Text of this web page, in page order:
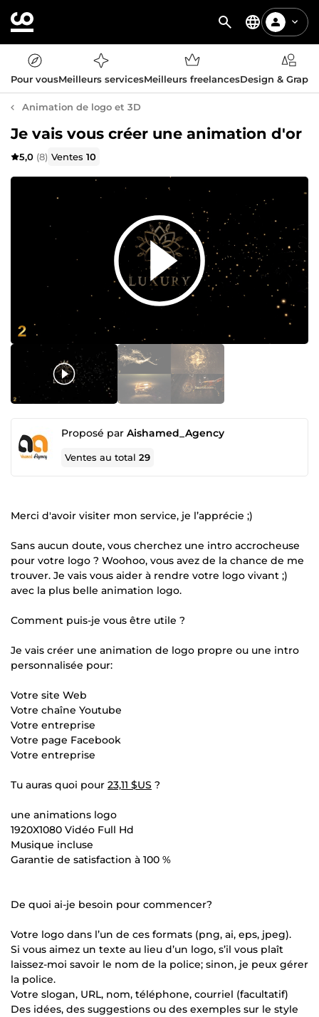
Pour vousMeilleurs servicesMeilleurs freelancesDesign &
Animation de logo et 3D
Je vais vous créer une animation d'or
5,0 (8) Ventes10
Proposé par Aishamed_Agency
Ventes au total29
Merci d'avoir visiter mon service, je l’apprécie ;)
Sans aucun doute, vous cherchez une intro accrocheuse
pour votre logo ? Woohoo, vous avez de la chance de me
trouver. Je vais vous aider à rendre votre logo vivant ;)
avec la plus belle animation logo.
Comment puis-je vous être utile ?
Je vais créer une animation de logo propre ou une intro
personnalisée pour:
Votre site Web
Votre chaîne Youtube
Votre entreprise
Votre page Facebook
Votre entreprise
Tu auras quoi pour 23,11 $US ?
une animations logo
1920X1080 Vidéo Full Hd
Musique incluse
Garantie de satisfaction à 100 %
De quoi ai-je besoin pour commencer?
Votre logo dans l’un de ces formats (png, ai, eps, jpeg).
Si vous aimez un texte au lieu d’un logo, s’il vous plaît
laissez-moi savoir le nom de la police; sinon, je peux gérer
la police.
Votre slogan, URL, nom, téléphone, courriel (facultatif)
Des idées, des suggestions ou des exemples sur le style